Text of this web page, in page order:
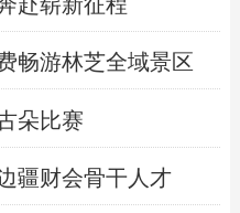
畅游林芝全域景区
朵比赛
疆财会骨干人才